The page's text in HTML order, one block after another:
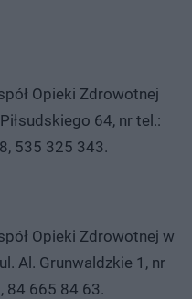
Opieki Zdrowotnej
64, nr tel.:
535 325 343.
Opieki Zdrowotnej w
Al. Grunwaldzkie 1, nr
84 665 84 63.